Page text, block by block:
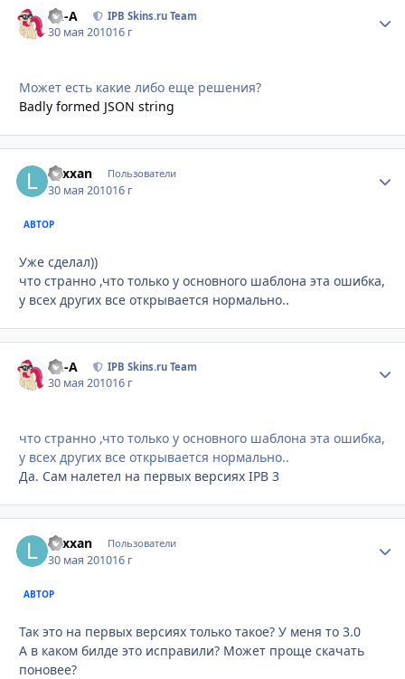
Ph-A IPB Skins.ru Team
30 мая 201016 г
Может есть какие либо еще решения?
Badly formed JSON string
Lexxan Пользователи
30 мая 201016 г
АВТОР
Уже сделал))
что странно ,что только у основного шаблона эта ошибка,
у всех других все открывается нормально..
Ph-A IPB Skins.ru Team
30 мая 201016 г
что странно ,что только у основного шаблона эта ошибка,
у всех других все открывается нормально..
Да. Сам налетел на первых версиях IPB 3
Lexxan Пользователи
30 мая 201016 г
АВТОР
Так это на первых версиях только такое? У меня то 3.0
А в каком билде это исправили? Может проще скачать
поновее?